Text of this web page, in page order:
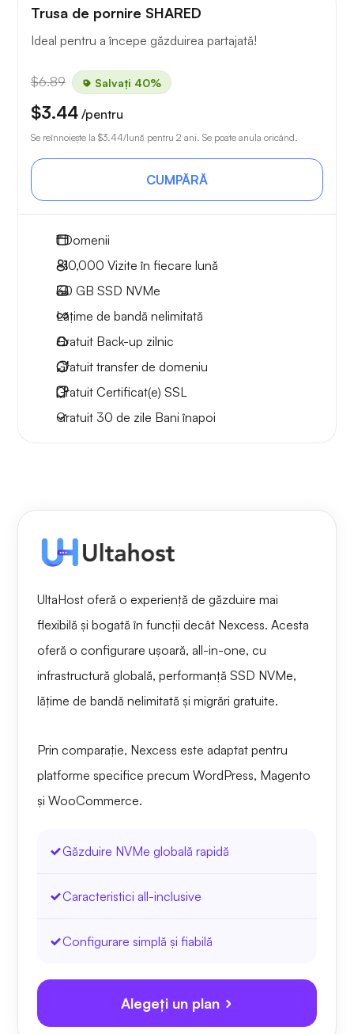
Trusa de pornire SHARED
Ideal pentru a începe găzduirea partajată!
$6.89 Salvați 40%
$3.44 /pentru
Se reînnoiește la $3.44/lună pentru 2 ani. Se poate anula oricând.
CUMPĂRĂ
1Domenii
~10,000 Vizite în fiecare lună
30 GB SSD NVMe
Lățime de bandă nelimitată
Gratuit Back-up zilnic
Gratuit transfer de domeniu
Gratuit Certificat(e) SSL
Gratuit 30 de zile Bani înapoi
UltaHost oferă o experiență de găzduire mai
flexibilă și bogată în funcții decât Nexcess. Acesta
oferă o configurare ușoară, all-in-one, cu
infrastructură globală, performanță SSD NVMe,
lățime de bandă nelimitată și migrări gratuite.
Prin comparație, Nexcess este adaptat pentru
platforme specifice precum WordPress, Magento
și WooCommerce.
Găzduire NVMe globală rapidă
Caracteristici all-inclusive
Configurare simplă și fiabilă
Alegeți un plan